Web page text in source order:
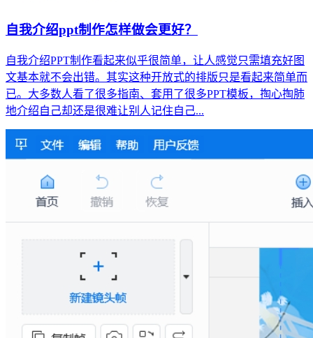
自我介绍ppt制作怎样做会更好？
自我介绍PPT制作看起来似乎很简单，让人感觉只需填充好图
文基本就不会出错。其实这种开放式的排版只是看起来简单而
已。大多数人看了很多指南、套用了很多PPT模板，掏心掏肺
地介绍自己却还是很难让别人记住自己...